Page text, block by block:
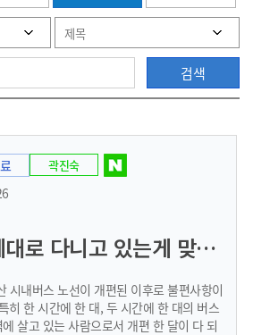
검색
곽진숙
시내 버스가 제대로 다니고 있는게 맞나요?
시내버스 노선이 개편된 이후로 불편사항이
히 한 시간에 한 대, 두 시간에 한 대의 버스
살고 있는 사람으로서 개편 한 달이 다 되